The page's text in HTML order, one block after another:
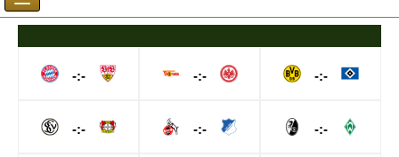
-:-
-:-
-:-
-:-
-:-
-:-